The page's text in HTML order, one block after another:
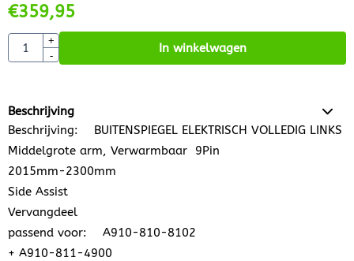
€359,95
Aantal
+
-
In winkelwagen
Beschrijving
Beschrijving: BUITENSPIEGEL ELEKTRISCH VOLLEDIG LINKS
Middelgrote arm, Verwarmbaar 9Pin
2015mm-2300mm
Side Assist
Vervangdeel
passend voor: A910-810-8102
+ A910-811-4900